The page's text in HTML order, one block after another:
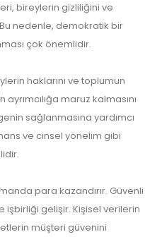
bireylerin gizliliğini ve
nedenle, demokratik bir
çok önemlidir.
haklarını ve toplumun
ayrımcılığa maruz kalmasını
sağlanmasına yardımcı
ve cinsel yönelim gibi
para kazandırır. Güvenli
işbirliği gelişir. Kişisel verilerin
müşteri güvenini